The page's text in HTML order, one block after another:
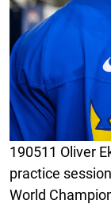
190511 Oliver
practice
World